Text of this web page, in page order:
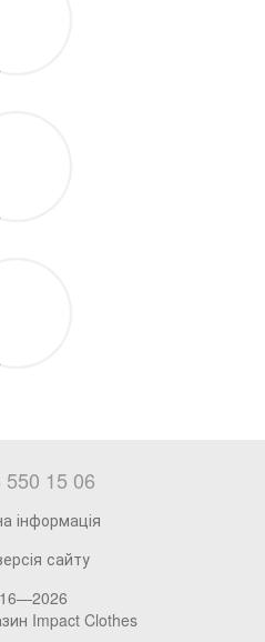
15 06
інформація
сайту
Impact Clothes